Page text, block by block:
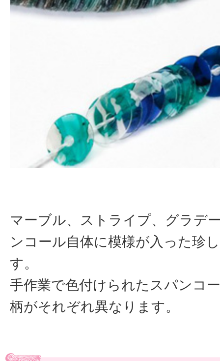
マーブル、ストライプ、グラデ
ンコール自体に模様が入った珍
す。
手作業で色付けられたスパンコ
柄がそれぞれ異なります。